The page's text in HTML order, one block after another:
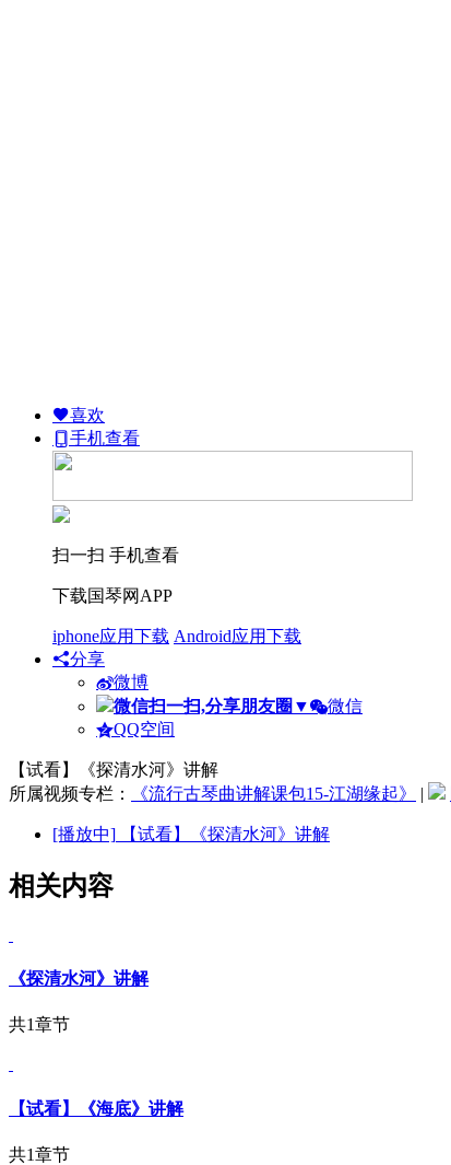
喜欢
手机查看
扫一扫 手机查看
下载国琴网APP
iphone应用下载 Android应用下载
分享
微博
微信扫一扫,分享朋友圈 ▼
微信
QQ空间
【试看】《探清水河》讲解
所属视频专栏：
《流行古琴曲讲解课包15-江湖缘起》 |
[播放中] 【试看】《探清水河》讲解
相关内容
《探清水河》讲解
共1章节
【试看】《海底》讲解
共1章节